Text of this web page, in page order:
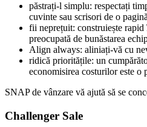
păstrați-l simplu: respectați
cuvinte sau scrisori de o
fii neprețuit: construiește rapid
preocupată de bunăstarea
Align always: aliniați-vă cu
ridică prioritățile: un
economisirea costurilor este o
SNAP de vânzare vă ajută să se
Challenger Sale